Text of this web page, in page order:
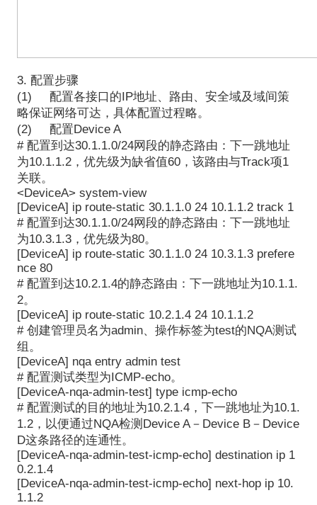
3. 配置步骤
(1) 配置各接口的IP地址、路由、安全域及域间策
略保证网络可达，具体配置过程略。
(2) 配置Device A
# 配置到达30.1.1.0/24网段的静态路由：下一跳地址
为10.1.1.2，优先级为缺省值60，该路由与Track项1
关联。
<DeviceA> system-view
[DeviceA] ip route-static 30.1.1.0 24 10.1.1.2 track 1
# 配置到达30.1.1.0/24网段的静态路由：下一跳地址
为10.3.1.3，优先级为80。
[DeviceA] ip route-static 30.1.1.0 24 10.3.1.3 prefere
nce 80
# 配置到达10.2.1.4的静态路由：下一跳地址为10.1.1.
2。
[DeviceA] ip route-static 10.2.1.4 24 10.1.1.2
# 创建管理员名为admin、操作标签为test的NQA测试
组。
[DeviceA] nqa entry admin test
# 配置测试类型为ICMP-echo。
[DeviceA-nqa-admin-test] type icmp-echo
# 配置测试的目的地址为10.2.1.4，下一跳地址为10.1.
1.2，以便通过NQA检测Device A－Device B－Device
D这条路径的连通性。
[DeviceA-nqa-admin-test-icmp-echo] destination ip 1
0.2.1.4
[DeviceA-nqa-admin-test-icmp-echo] next-hop ip 10.
1.1.2